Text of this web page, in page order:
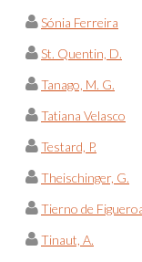
Sónia Ferreira
St. Quentin, D.
Tanago, M. G.
Tatiana Velasco
Testard, P.
Theischinger, G.
Tierno de
Tinaut, A.